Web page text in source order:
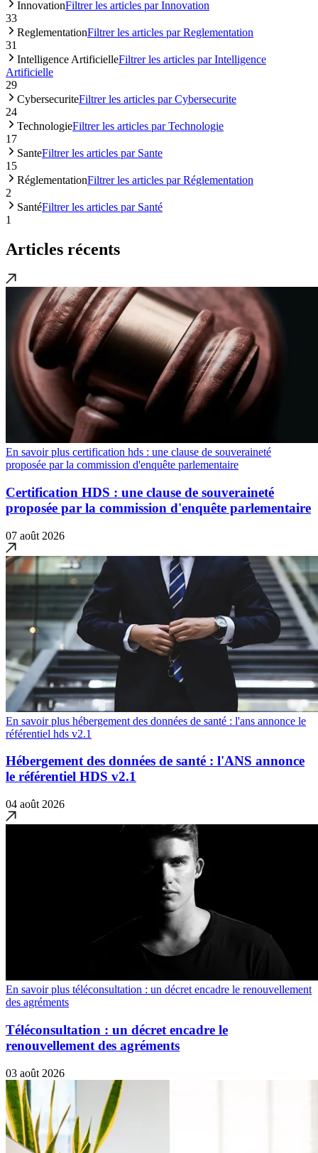
InnovationFiltrer les articles par Innovation
33
ReglementationFiltrer les articles par Reglementation
31
Intelligence ArtificielleFiltrer les articles par Intelligence
Artificielle
29
CybersecuriteFiltrer les articles par Cybersecurite
24
TechnologieFiltrer les articles par Technologie
17
SanteFiltrer les articles par Sante
15
RéglementationFiltrer les articles par Réglementation
2
SantéFiltrer les articles par Santé
1
Articles récents
En savoir plus certification hds : une clause de souveraineté
proposée par la commission d'enquête parlementaire
Certification HDS : une clause de souveraineté
proposée par la commission d'enquête parlementaire
07 août 2026
En savoir plus hébergement des données de santé : l'ans annonce le
référentiel hds v2.1
Hébergement des données de santé : l'ANS annonce
le référentiel HDS v2.1
04 août 2026
En savoir plus téléconsultation : un décret encadre le renouvellement
des agréments
Téléconsultation : un décret encadre le
renouvellement des agréments
03 août 2026